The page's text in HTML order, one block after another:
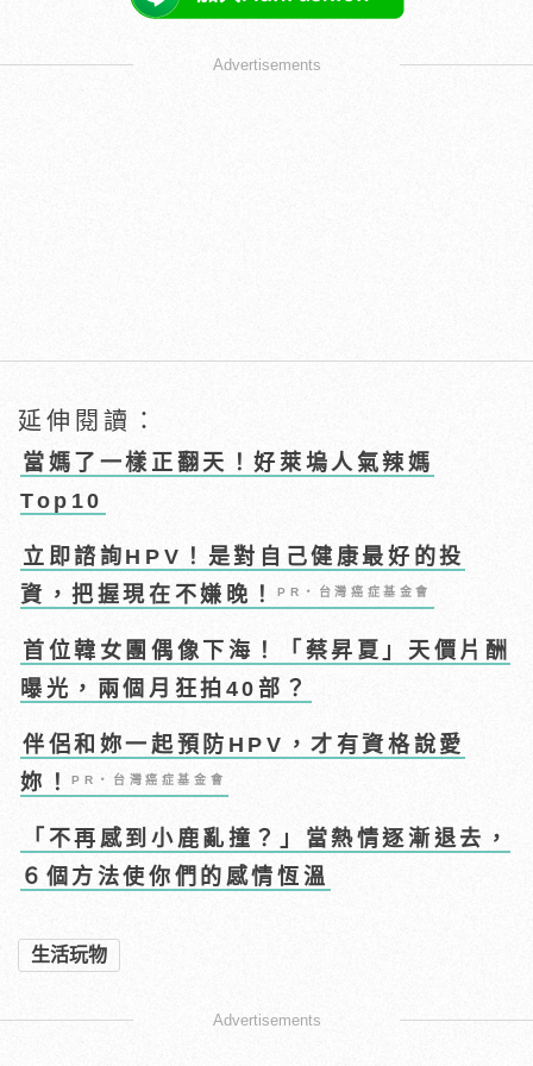
Advertisements
延伸閱讀：
當媽了一樣正翻天！好萊塢人氣辣媽
Top10
立即諮詢HPV！是對自己健康最好的投
資，把握現在不嫌晚！PR・台灣癌症基金會
首位韓女團偶像下海！「蔡昇夏」天價片酬
曝光，兩個月狂拍40部？
伴侶和妳一起預防HPV，才有資格說愛
妳！PR・台灣癌症基金會
「不再感到小鹿亂撞？」當熱情逐漸退去，
６個方法使你們的感情恆溫
生活玩物
Advertisements